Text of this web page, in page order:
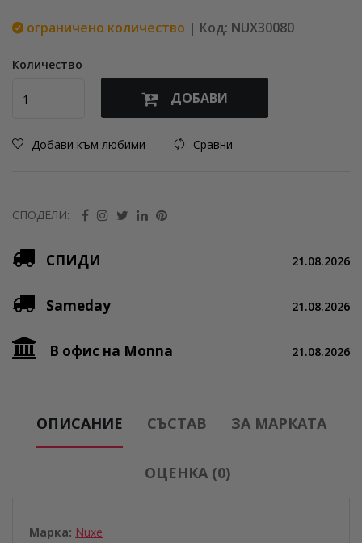
ограничено количество | Код: NUX30080
Количество
ДОБАВИ
Добави към любими Сравни
СПОДЕЛИ:
СПИДИ 21.08.2026
Sameday 21.08.2026
В офис на Monna 21.08.2026
ОПИСАНИЕ СЪСТАВ ЗА МАРКАТА
ОЦЕНКА (0)
Марка: Nuxe